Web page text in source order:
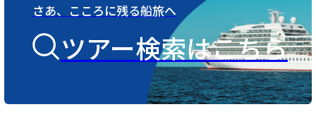
さあ、こころに残る船旅へ
ツアー検索はこちら